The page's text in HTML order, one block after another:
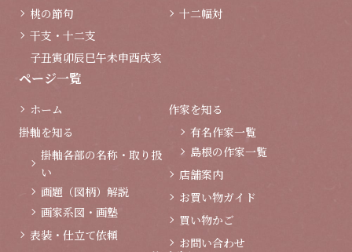
桃の節句
干支・十二支
子丑寅卯辰巳午未申酉戌亥
十二幅対
ページ一覧
ホーム
掛軸を知る
掛軸各部の名称・取り扱
い
画題（図柄）解説
画家系図・画塾
表装・仕立て依頼
作家を知る
有名作家一覧
島根の作家一覧
店舗案内
お買い物ガイド
買い物かご
お問い合わせ